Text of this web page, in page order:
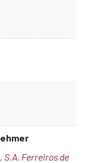
S.A. Ferreiros de